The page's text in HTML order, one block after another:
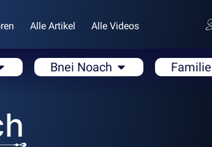
Alle Artikel Alle Videos
Bnei Noach Familie